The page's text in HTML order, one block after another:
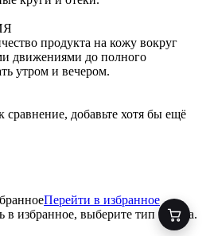
продукта на кожу вокруг
движениями до полного
утром и вечером.
сравнение, добавьте хотя бы ещё
Перейти в избранное
в избранное, выберите тип товара.